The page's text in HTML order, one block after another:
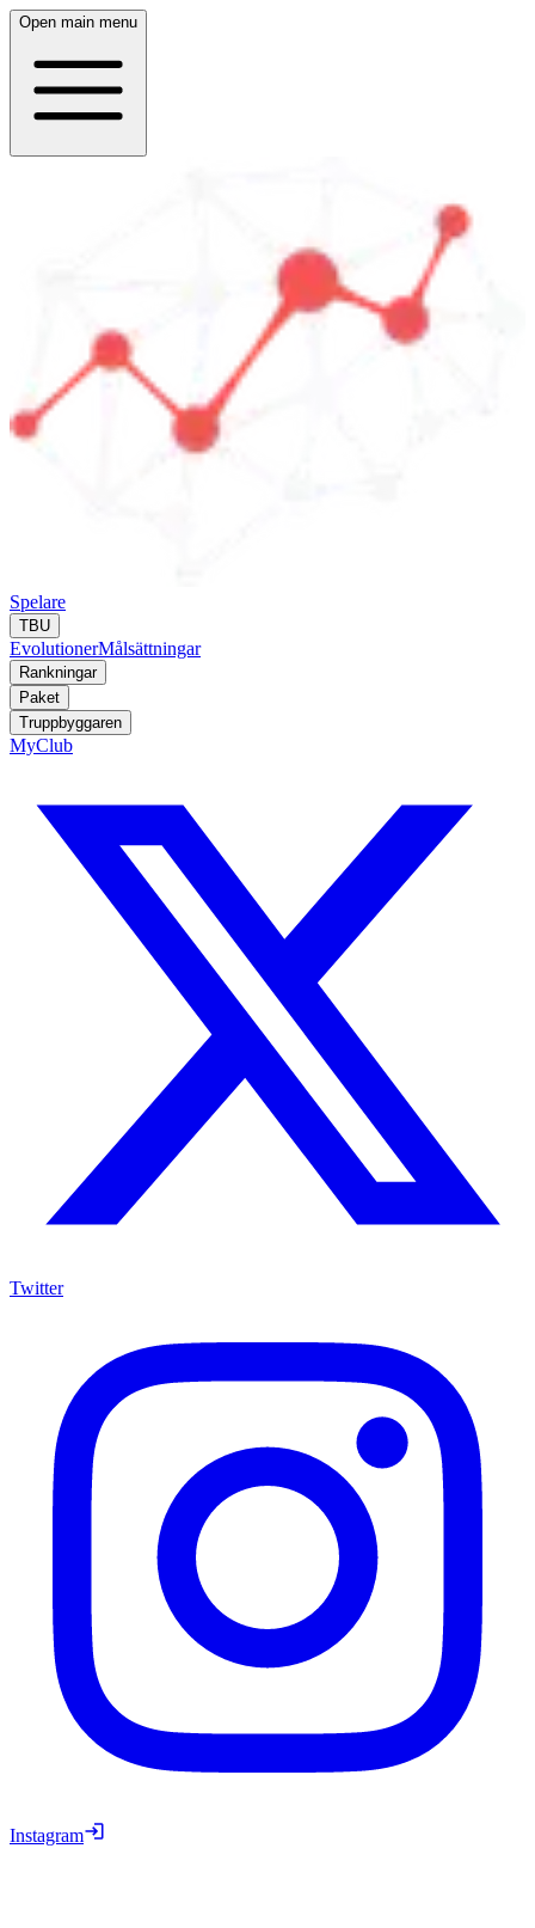
Open main menu
Spelare
TBU
EvolutionerMålsättningar
Rankningar
Paket
Truppbyggaren
MyClub
Twitter
Instagram